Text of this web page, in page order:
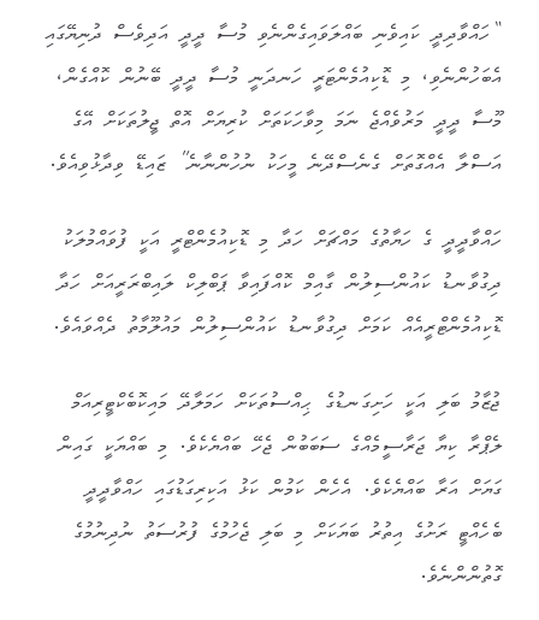
“ހައްވާދިދީ ކައިވެނި ބައްލަވައިގެންނެވި މުސާ ދީދީ އަދިވެސް ދުނިޔޭގައި
އެބަހުންނެވި، މި ޑޮކިއުމެންޓަރީ ހަނދަނީ މުސާ ދީދީ ބޭނުން ކޮއްގެން،
މޫސާ ދީދީ މަރުވެއްޖެ ނަމަ މިވާހަކަތަށް ކުރިޔަށް އޮތް ޖީލުތަކަށް އޭގެ
އަސްލާ އެއްގޮތަށް ގެނެސްދޭނެ މީހަކު ނުހުންނާނެ” ޒައިޑޭ ވިދާޅުވިއެވެ.
ހައްވާދީދީ ގެ ހަޔާތުގެ މައްޗަށް ހަދާ މި ޑޮކިއުމެންޓްރީ އަކީ ފުވައްމުލަކު
ދިގުވާނޑު ކައުންސިލުން ގާއިމް ކޮއްފައިވާ ޕަބްލިކް ލައިބްރަރީއަށް ހަދާ
ޑޮކިއުމެންޓްރީއެއް ކަމަށް ދިގުވާނޑު ކައުންސިލުން މައުލޫމާތު ދެއްވައެވެ.
ޖުޒާމު ބަލި އަކީ ހަށިގަނޑުގެ ޙިއްސުތަކަށް ހަމަލާދޭ މައިކޮބެކްޓީރިއަމް
ލެޕްރާ ކިޔާ ޖަރާސީމެއްގެ ސަބަބުން ޖެހޭ ބައްޔެކެވެ. މި ބައްޔަކީ ގައިން
ގަޔަށް އަރާ ބައްޔެކެވެ. އެހެން ކަމުން ކަޅު އަކިރިގަޑުގައި ހައްވާދީދީ
ބެހެއްޓީ ރަށުގެ އިތުރު ބަޔަކަށް މި ބަލި ޖެހުމުގެ ފުރުސަތު ނުދިނުމުގެ
ގޮތުންންނެވެ.